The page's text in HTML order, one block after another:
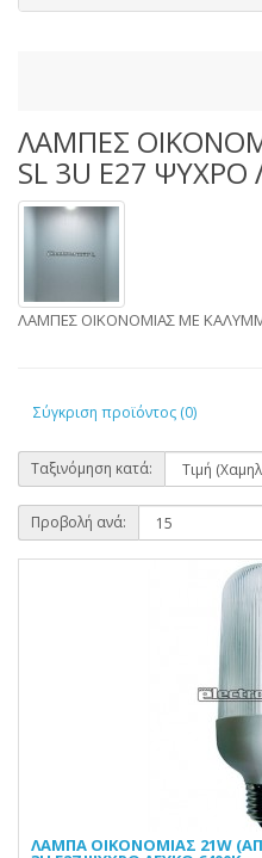
ΛΑΜΠΕΣ
SL 3U E27
ΛΑΜΠΕΣ ΟΙΚΟΝΟΜΙΑΣ ΜΕ
Σύγκριση προϊόντος (0)
Ταξινόμηση κατά:
Προβολή ανά:
ΛΑΜΠΑ ΟΙΚΟΝΟΜΙΑΣ 21W